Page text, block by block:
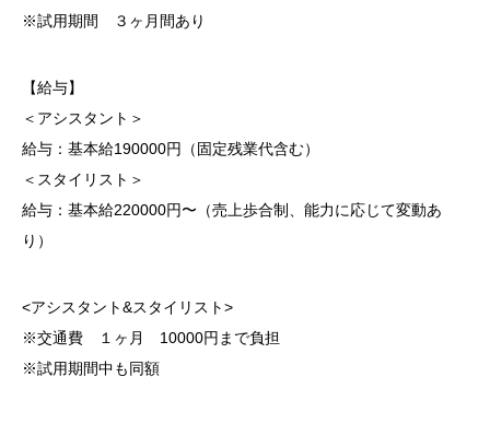
※試用期間 ３ヶ月間あり
【給与】
＜アシスタント＞
給与：基本給190000円（固定残業代含む）
＜スタイリスト＞
給与：基本給220000円〜（売上歩合制、能力に応じて変動あ
り）
<アシスタント&スタイリスト>
※交通費 １ヶ月 10000円まで負担
※試用期間中も同額